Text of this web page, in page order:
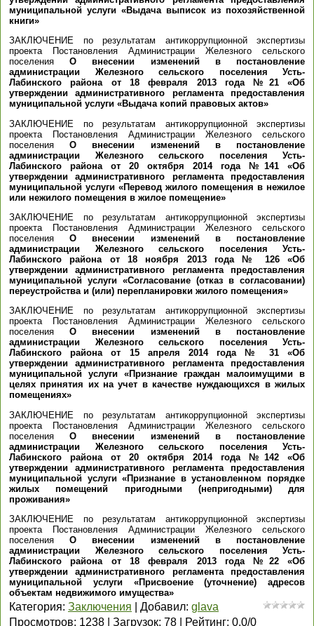
муниципальной услуги «Выдача выписок из похозяйственной
книги»
ЗАКЛЮЧЕНИЕ по результатам антикоррупционной экспертизы
проекта Постановления Администрации Железного сельского
поселенияО внесении изменений в постановление
администрации Железного сельского поселения Усть-
Лабинского района от 18 февраля 2013 года №21 «Об
утверждении административного регламента предоставления
муниципальной услуги «Выдача копий правовых актов»
ЗАКЛЮЧЕНИЕ по результатам антикоррупционной экспертизы
проекта Постановления Администрации Железного сельского
поселенияО внесении изменений в постановление
администрации Железного сельского поселения Усть-
Лабинского района от 20 октября 2014 года №141 «Об
утверждении административного регламента предоставления
муниципальной услуги «Перевод жилого помещения в нежилое
или нежилого помещения в жилое помещение»
ЗАКЛЮЧЕНИЕ по результатам антикоррупционной экспертизы
проекта Постановления Администрации Железного сельского
поселенияО внесении изменений в постановление
администрации Железного сельского поселения Усть-
Лабинского района от 18 ноября 2013 года № 126 «Об
утверждении административного регламента предоставления
муниципальной услуги «Согласование (отказ в согласовании)
переустройства и (или) перепланировки жилого помещения»
ЗАКЛЮЧЕНИЕ по результатам антикоррупционной экспертизы
проекта Постановления Администрации Железного сельского
поселенияО внесении изменений в постановление
администрации Железного сельского поселения Усть-
Лабинского района от 15 апреля 2014 года № 31 «Об
утверждении административного регламента предоставления
муниципальной услуги «Признание граждан малоимущими в
целях принятия их на учет в качестве нуждающихся в жилых
помещениях»
ЗАКЛЮЧЕНИЕ по результатам антикоррупционной экспертизы
проекта Постановления Администрации Железного сельского
поселенияО внесении изменений в постановление
администрации Железного сельского поселения Усть-
Лабинского района от 20 октября 2014 года №142 «Об
утверждении административного регламента предоставления
муниципальной услуги «Признание в установленном порядке
жилых помещений пригодными (непригодными) для
проживания»
ЗАКЛЮЧЕНИЕ по результатам антикоррупционной экспертизы
проекта Постановления Администрации Железного сельского
поселенияО внесении изменений в постановление
администрации Железного сельского поселения Усть-
Лабинского района от 18 февраля 2013 года №22 «Об
утверждении административного регламента предоставления
муниципальной услуги «Присвоение (уточнение) адресов
объектам недвижимого имущества»
Категория: Заключения Добавил: glava
Просмотров: 1238 Загрузок: 78 Рейтинг: 0.0/0